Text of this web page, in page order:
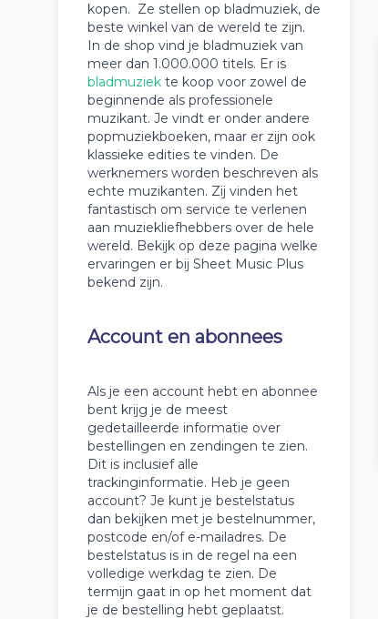
kopen. Ze stellen op bladmuziek, de
beste winkel van de wereld te zijn.
In de shop vind je bladmuziek van
meer dan 1.000.000 titels. Er is
bladmuziek te koop voor zowel de
beginnende als professionele
muzikant. Je vindt er onder andere
popmuziekboeken, maar er zijn ook
klassieke edities te vinden. De
werknemers worden beschreven als
echte muzikanten. Zij vinden het
fantastisch om service te verlenen
aan muziekliefhebbers over de hele
wereld. Bekijk op deze pagina welke
ervaringen er bij Sheet Music Plus
bekend zijn.
Account en abonnees
Als je een account hebt en abonnee
bent krijg je de meest
gedetailleerde informatie over
bestellingen en zendingen te zien.
Dit is inclusief alle
trackinginformatie. Heb je geen
account? Je kunt je bestelstatus
dan bekijken met je bestelnummer,
postcode en/of e-mailadres. De
bestelstatus is in de regel na een
volledige werkdag te zien. De
termijn gaat in op het moment dat
je de bestelling hebt geplaatst.